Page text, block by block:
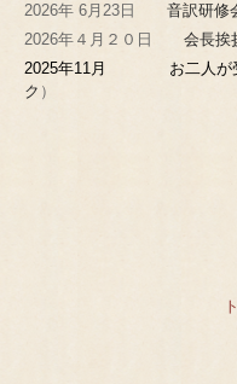
2026年 6月23日 音訳研修
2026年４月２０日
会長挨
2025年11月 お二人が受
ク ）